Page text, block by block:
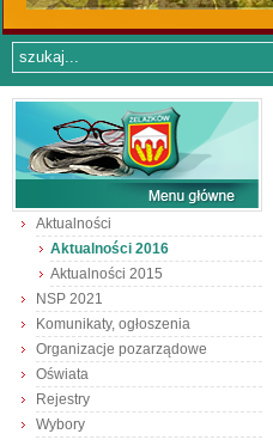
Aktualności
Aktualności 2016
Aktualności 2015
NSP 2021
Komunikaty, ogłoszenia
Organizacje pozarządowe
Oświata
Rejestry
Wybory